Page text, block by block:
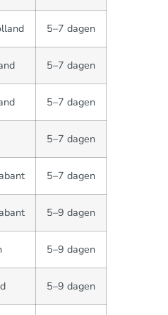
5–7 dagen
5–7 dagen
5–7 dagen
5–7 dagen
5–7 dagen
5–9 dagen
5–9 dagen
5–9 dagen